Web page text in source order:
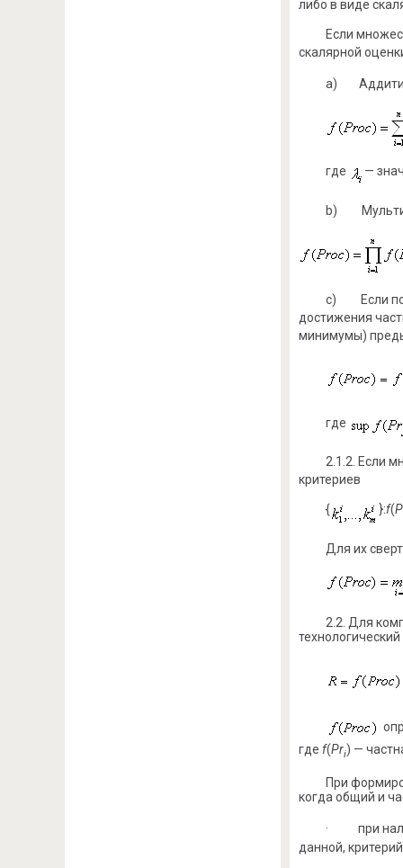
либо в виде
Если
скалярной
a)
где —
b)
c) Если
достижения
минимумы)
где
2.1.2. Если
критериев
{ }:f(
Для их
2.2. Для
где f(Pri) —
При
когда общий и
· при
данной,